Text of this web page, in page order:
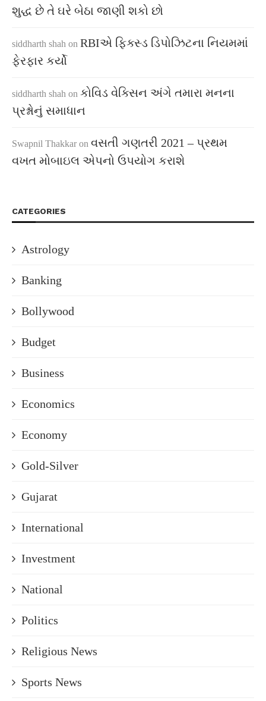
શુદ્ધ છે તે ઘરે બેઠા જાણી શકો છો
siddharth shah on RBIએ ફિક્સ્ડ ડિપોઝિટના નિયમમાં
ફેરફાર કર્યો
siddharth shah on કોવિડ વેક્સિન અંગે તમારા મનના
પ્રશ્નોનું સમાધાન
Swapnil Thakkar on વસતી ગણતરી 2021 – પ્રથમ
વખત મોબાઇલ એપનો ઉપયોગ કરાશે
CATEGORIES
Astrology
Banking
Bollywood
Budget
Business
Economics
Economy
Gold-Silver
Gujarat
International
Investment
National
Politics
Religious News
Sports News